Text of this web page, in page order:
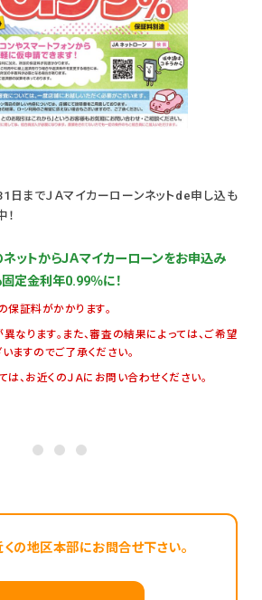
までＪＡマイカーローンネットde申し込も
ットからＪＡマイカーローンをお申込み
固定金利年0.99％に！
保証料がかかります。
なります。また、審査の結果によっては、ご希望
ますのでご了承ください。
、お近くのＪＡにお問い合わせください。
くの地区本部にお問合せ下さい。